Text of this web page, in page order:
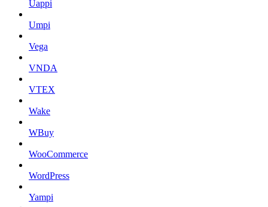
Uappi
Umpi
Vega
VNDA
VTEX
Wake
WBuy
WooCommerce
WordPress
Yampi